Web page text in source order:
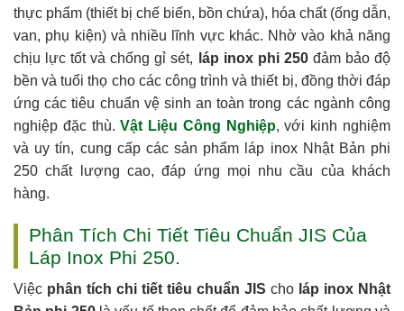
thực phẩm (thiết bị chế biến, bồn chứa), hóa chất (ống dẫn,
van, phụ kiện) và nhiều lĩnh vực khác. Nhờ vào khả năng
chịu lực tốt và chống gỉ sét,
láp inox phi 250đảm bảo độ
bền và tuổi thọ cho các công trình và thiết bị, đồng thời đáp
ứng các tiêu chuẩn vệ sinh an toàn trong các ngành công
nghiệp đặc thù.Vật Liệu Công Nghiệp, với kinh nghiệm
và uy tín, cung cấp các sản phẩm láp inox Nhật Bản phi
250 chất lượng cao, đáp ứng mọi nhu cầu của khách
hàng.
Phân Tích Chi Tiết Tiêu Chuẩn JIS Của
Láp Inox Phi 250.
Việc phân tích chi tiết tiêu chuẩn JIS cho láp inox Nhật